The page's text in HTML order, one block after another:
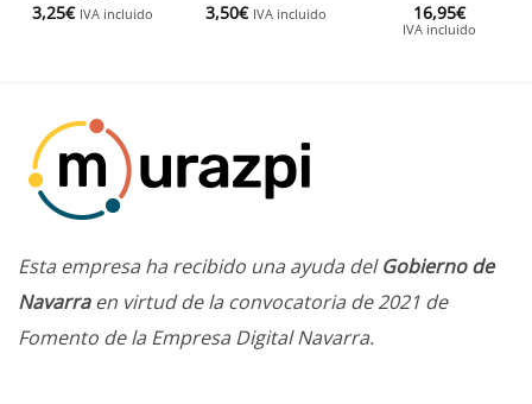
3,25€ IVA incluido 3,50€ IVA incluido 16,95€
IVA incluido
Esta empresa ha recibido una ayuda delGobierno de
Navarraen virtud de la convocatoria de 2021 de
Fomento de la Empresa Digital Navarra.